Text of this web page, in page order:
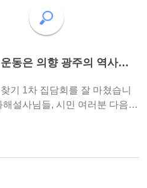
의병1차. 한말 호남의병 운동은 의향 광주의 역사적 뿌리이다..
기 1차 집담회를 잘 마쳤습니
말 호남 운동이 과소 평가되어